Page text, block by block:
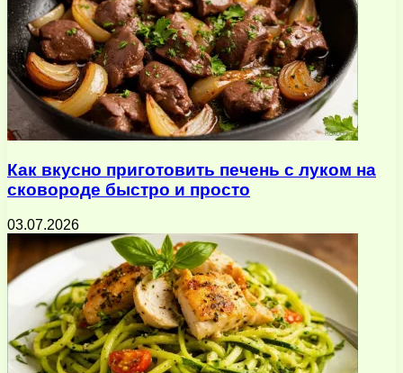
Как вкусно приготовить печень с луком на
сковороде быстро и просто
03.07.2026